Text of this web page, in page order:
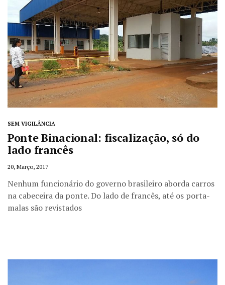
SEM VIGILÂNCIA
Ponte Binacional: fiscalização, só do
lado francês
20, Março, 2017
Nenhum funcionário do governo brasileiro aborda carros
na cabeceira da ponte. Do lado de francês, até os porta-
malas são revistados